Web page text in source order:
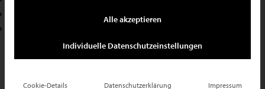
+49 2102 709400
Ihr Suchauftrag
Alle akzeptieren
Individuelle Datenschutzeinstellungen
Cookie-Details Datenschutzerklärung Impressum